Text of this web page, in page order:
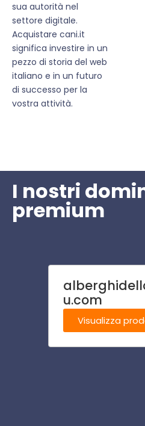
sua autorità nel
settore digitale.
Acquistare cani.it
significa investire in un
pezzo di storia del web
italiano e in un futuro
di successo per la
vostra attività.
I nostri
premium
u.com
Visualizza